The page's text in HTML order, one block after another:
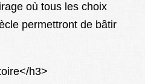
où tous les choix
permettront de bâtir
h3>